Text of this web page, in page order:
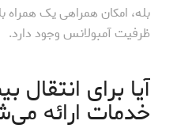
بله، امکان همراهی یک همراه
ظرفیت آمبولانس وجود دارد.
آیا برای انتقال
خدمات ارائه